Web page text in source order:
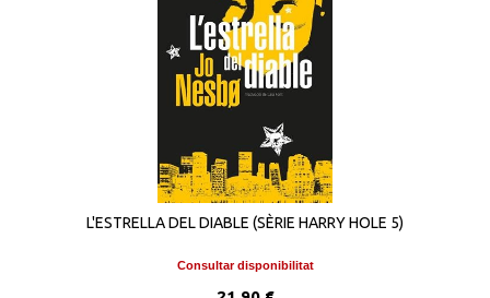
L'ESTRELLA DEL DIABLE (SÈRIE HARRY HOLE 5)
Consultar disponibilitat